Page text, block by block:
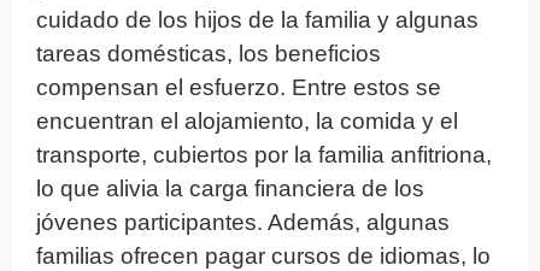
cuidado de los hijos de la familia y algunas
tareas domésticas, los beneficios
compensan el esfuerzo. Entre estos se
encuentran el alojamiento, la comida y el
transporte, cubiertos por la familia anfitriona,
lo que alivia la carga financiera de los
jóvenes participantes. Además, algunas
familias ofrecen pagar cursos de idiomas, lo